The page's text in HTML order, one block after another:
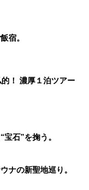
宿。
！ 濃厚１泊ツアー
石”を掬う。
ナの新聖地巡り。